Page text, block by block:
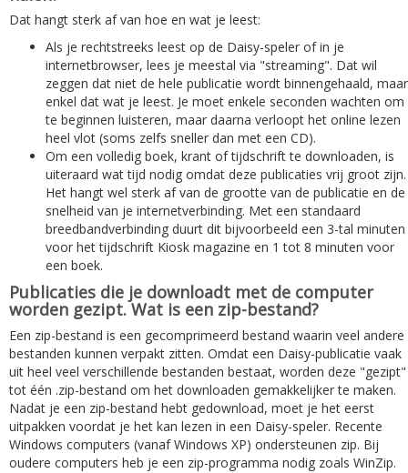
Dat hangt sterk af van hoe en wat je leest:
Als je rechtstreeks leest op de Daisy-speler of in je
internetbrowser, lees je meestal via "streaming". Dat wil
zeggen dat niet de hele publicatie wordt binnengehaald, maar
enkel dat wat je leest. Je moet enkele seconden wachten om
te beginnen luisteren, maar daarna verloopt het online lezen
heel vlot (soms zelfs sneller dan met een CD).
Om een volledig boek, krant of tijdschrift te downloaden, is
uiteraard wat tijd nodig omdat deze publicaties vrij groot zijn.
Het hangt wel sterk af van de grootte van de publicatie en de
snelheid van je internetverbinding. Met een standaard
breedbandverbinding duurt dit bijvoorbeeld een 3-tal minuten
voor het tijdschrift Kiosk magazine en 1 tot 8 minuten voor
een boek.
Publicaties die je downloadt met de computer
worden gezipt. Wat is een zip-bestand?
Een zip-bestand is een gecomprimeerd bestand waarin veel andere
bestanden kunnen verpakt zitten. Omdat een Daisy-publicatie vaak
uit heel veel verschillende bestanden bestaat, worden deze "gezipt"
tot één .zip-bestand om het downloaden gemakkelijker te maken.
Nadat je een zip-bestand hebt gedownload, moet je het eerst
uitpakken voordat je het kan lezen in een Daisy-speler. Recente
Windows computers (vanaf Windows XP) ondersteunen zip. Bij
oudere computers heb je een zip-programma nodig zoals WinZip.